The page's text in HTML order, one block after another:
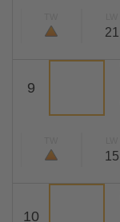
21
9
15
10